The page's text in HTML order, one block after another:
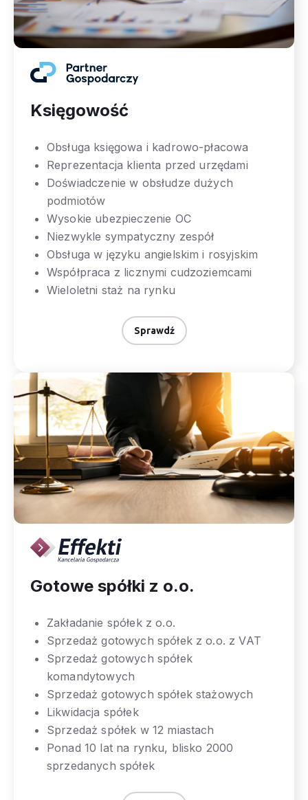
Księgowość
Obsługa księgowa i kadrowo-płacowa
Reprezentacja klienta przed urzędami
Doświadczenie w obsłudze dużych
podmiotów
Wysokie ubezpieczenie OC
Niezwykle sympatyczny zespół
Obsługa w języku angielskim i rosyjskim
Współpraca z licznymi cudzoziemcami
Wieloletni staż na rynku
Sprawdź
Gotowe spółki z o.o.
Zakładanie spółek z o.o.
Sprzedaż gotowych spółek z o.o. z VAT
Sprzedaż gotowych spółek
komandytowych
Sprzedaż gotowych spółek stażowych
Likwidacja spółek
Sprzedaż spółek w 12 miastach
Ponad 10 lat na rynku, blisko 2000
sprzedanych spółek